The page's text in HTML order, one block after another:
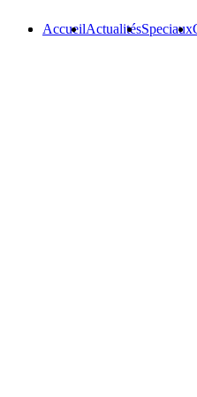
AccueilActualitésSpeciaux